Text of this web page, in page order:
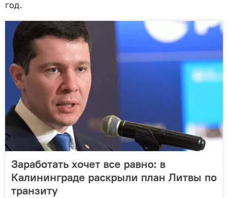
год.
Заработать хочет все равно: в
Калининграде раскрыли план Литвы по
транзиту